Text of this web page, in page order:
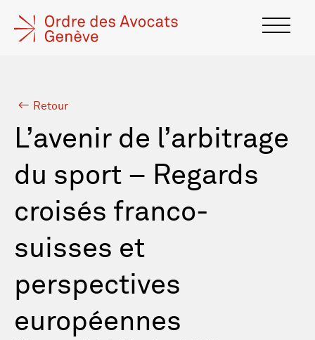
Retour
L’avenir de l’arbitrage
du sport – Regards
croisés franco-
suisses et
perspectives
européennes